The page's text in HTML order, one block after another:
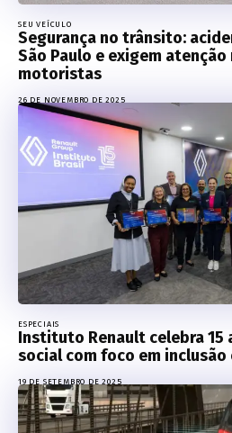
SEU VEÍCULO
Segurança no trânsito:
São Paulo e exigem
motoristas
26 DE NOVEMBRO DE 2025
ESPECIAIS
Instituto Renault celebra 15
social com foco em inclusão
19 DE SETEMBRO DE 2025